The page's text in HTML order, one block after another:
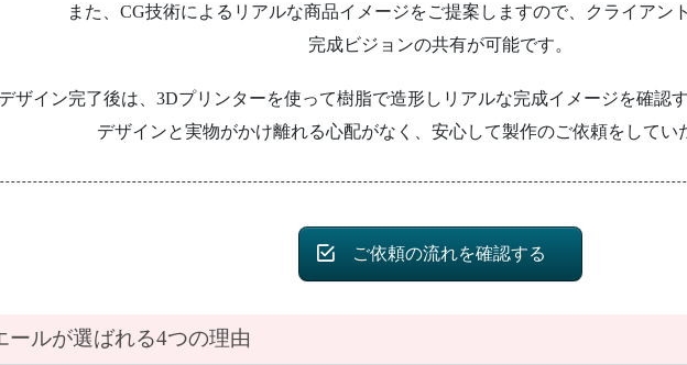
また、CG技術によるリアルな商品イメージをご提案しますので、クライアン
完成ビジョンの共有が可能です。
デザイン完了後は、3Dプリンターを使って樹脂で造形しリアルな完成イメージを確認
デザインと実物がかけ離れる心配がなく、 安心して製作のご依頼をしてい
ご依頼の流れを確認する
ールが選ばれる4つの理由